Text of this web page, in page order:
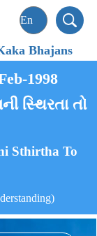
Bhajans
1998
સ્થિરતા તો
Sthirtha To